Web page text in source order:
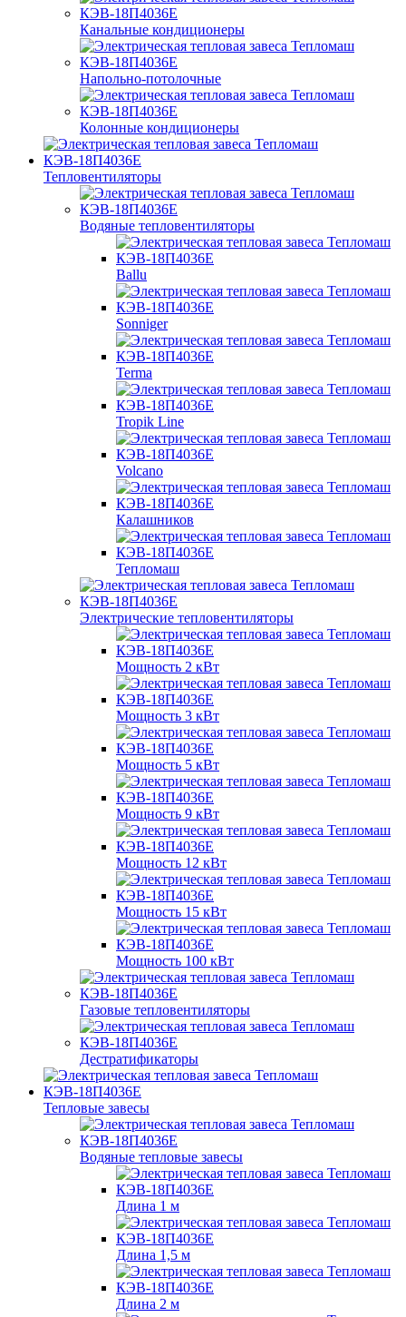
Канальные кондиционеры
Напольно-потолочные
Колонные кондиционеры
Тепловентиляторы
Водяные тепловентиляторы
Ballu
Sonniger
Terma
Tropik Line
Volcano
Калашников
Тепломаш
Электрические тепловентиляторы
Мощность 2 кВт
Мощность 3 кВт
Мощность 5 кВт
Мощность 9 кВт
Мощность 12 кВт
Мощность 15 кВт
Мощность 100 кВт
Газовые тепловентиляторы
Дестратификаторы
Тепловые завесы
Водяные тепловые завесы
Длина 1 м
Длина 1,5 м
Длина 2 м